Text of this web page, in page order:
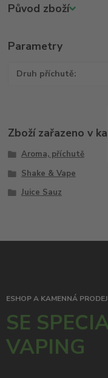
Původ zboží
Parametry
Druh příchutě
Zboží zařazeno v
Aroma, příchutě
Shake & Vape
Juice Sauz
ESHOP A KAMENNÁ
SE
VAPING